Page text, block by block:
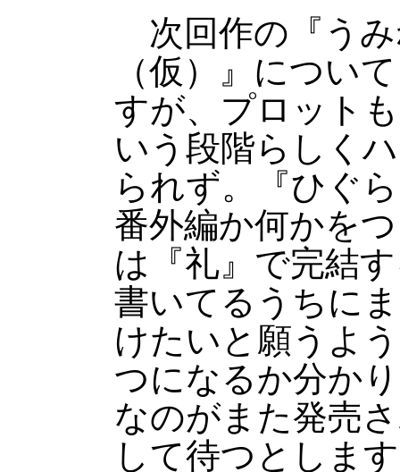
次回作の『う
（仮）』につい
すが、プロット
いう段階らしく
られず。『ひぐ
番外編か何かを
は『礼』で完結
書いてるうちに
けたいと願うよ
つになるか分か
なのがまた発売
して待つとしま